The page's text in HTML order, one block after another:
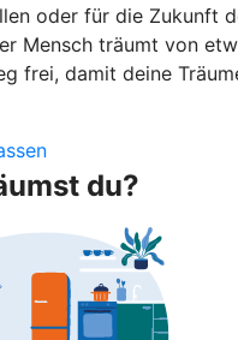
oder für die Zukunft
Mensch träumt von
frei, damit deine
du?